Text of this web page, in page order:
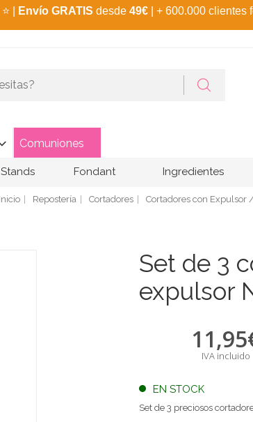
⭐ Envío GRATIS desde 49€ | + 600.000 clientes
Comuniones
Fondant Ingredientes
Inicio Repostería Cortadores Cortadores con Expulsor
Set de 3
expulsor
11,95
IVA incluido
EN STOCK
Set de 3 preciosos